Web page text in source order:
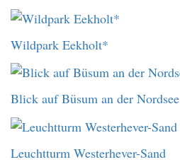
Wildpark Eekholt*
Blick auf Büsum an der Nordsee
Leuchtturm Westerhever-Sand